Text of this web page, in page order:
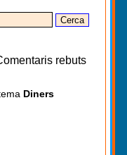
rebuts
Diners